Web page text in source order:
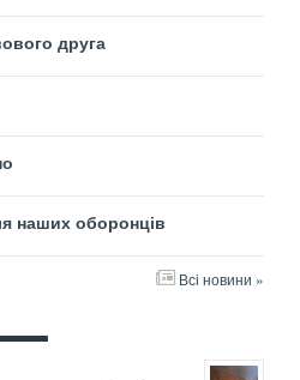
друга
наших оборонців
Всі новини »